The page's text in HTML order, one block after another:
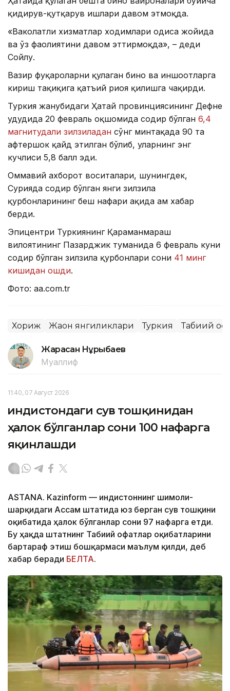
қидирув-қутқарув ишлари давом этмоқда.
«Ваколатли хизматлар ходимлари ҳодиса жойида
ва ўз фаолиятини давом эттирмоқда», – деди
Сойлу.
Вазир фуқароларни қулаган бино ва иншоотларга
кириш тақиқига қатъий риоя қилишга чақирди.
Туркия жанубидаги Ҳатай провинциясининг Дефне
ҳудудида 20 февраль оқшомида содир бўлган 6,4
магнитудали зилзиладан сўнг минтақада 90 та
афтершок қайд этилган бўлиб, уларнинг энг
кучлиси 5,8 балл эди.
Оммавий ахборот воситалари, шунингдек,
Сурияда содир бўлган янги зилзила
қурбонларининг беш нафари ҳақида ҳам хабар
берди.
Эпицентри Туркиянинг Қаҳраманмараш
вилоятининг Пазарджик туманида 6 февраль куни
содир бўлган зилзила қурбонлари сони 41 минг
кишидан ошди.
Фото: aa.com.tr
Хориж Жаҳон янгиликлари Туркия Табиий
Жарасқан Нұрыбаев
Муаллиф
11:40, 07 Август 2026
Ҳиндистондаги сув тошқинидан
ҳалок бўлганлар сони 100 нафарга
яқинлашди
ASTANA. Kazinform — Ҳиндистоннинг шимоли-
шарқидаги Ассам штатида юз берган сув тошқини
оқибатида ҳалок бўлганлар сони 97 нафарга етди.
Бу ҳақда штатнинг Табиий офатлар оқибатларини
бартараф этиш бошқармаси маълум қилди, деб
хабар беради БЕЛТА.